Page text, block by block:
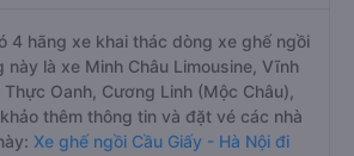
4 hãng xe khai thác dòng xe ghế ngồi
là xe Minh Châu Limousine, Vĩnh
Oanh, Cương Linh (Mộc Châu),
thêm thông tin và đặt vé các nhà
Xe ghế ngồi Cầu Giấy - Hà Nội đi